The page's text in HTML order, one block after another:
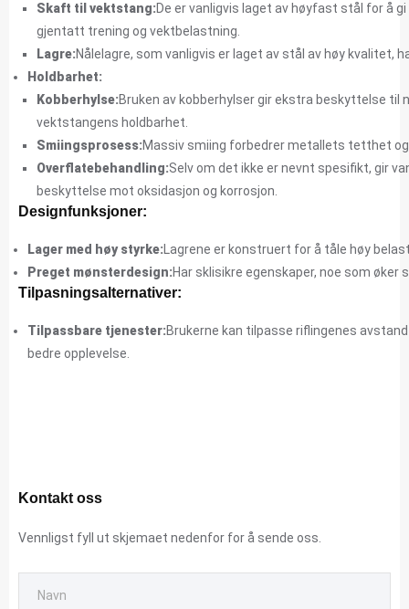
Skaft til vektstang:De er vanligvis laget av høyfast stål for å
gjentatt trening og vektbelastning.
Lagre:Nålelagre, som vanligvis er laget av stål av høy kvalitet,
Holdbarhet:
Kobberhylse:Bruken av kobberhylser gir ekstra beskyttelse
vektstangens holdbarhet.
Smiingsprosess:Massiv smiing forbedrer metallets tetthet
Overflatebehandling:Selv om det ikke er nevnt spesifikt, gir
beskyttelse mot oksidasjon og korrosjon.
Designfunksjoner:
Lager med høy styrke:Lagrene er konstruert for å tåle høy
Preget mønsterdesign:Har sklisikre egenskaper, noe som
Tilpasningsalternativer:
Tilpassbare tjenester:Brukerne kan tilpasse riflingenes
bedre opplevelse.
Kontakt oss
Vennligst fyll ut skjemaet nedenfor for å sende oss.